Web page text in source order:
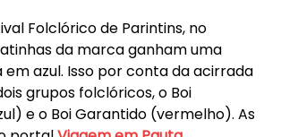
Folclórico de Parintins, no
da marca ganham uma
em azul. Isso por conta da acirrada
grupos folclóricos, o Boi
e o Boi Garantido (vermelho). As